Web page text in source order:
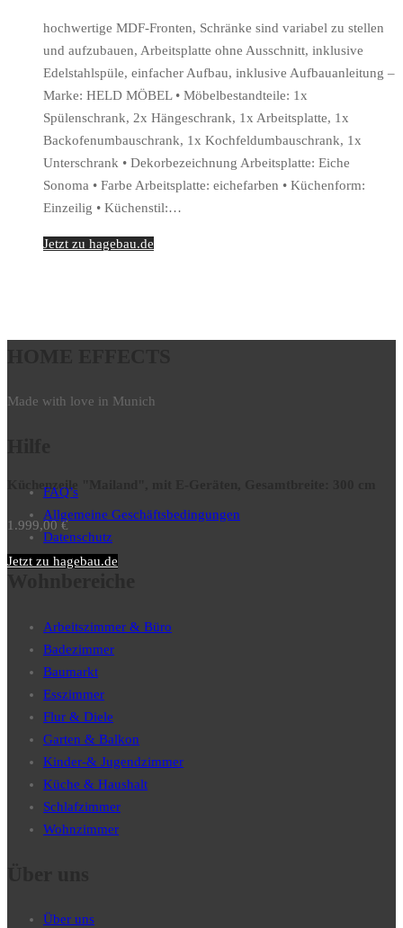
hochwertige MDF-Fronten, Schränke sind variabel zu stellen
und aufzubauen, Arbeitsplatte ohne Ausschnitt, inklusive
Edelstahlspüle, einfacher Aufbau, inklusive Aufbauanleitung –
Marke: HELD MÖBEL • Möbelbestandteile: 1x
Spülenschrank, 2x Hängeschrank, 1x Arbeitsplatte, 1x
Backofenumbauschrank, 1x Kochfeldumbauschrank, 1x
Unterschrank • Dekorbezeichnung Arbeitsplatte: Eiche
Sonoma • Farbe Arbeitsplatte: eichefarben • Küchenform:
Einzeilig • Küchenstil:…
Jetzt zu hagebau.de
Küchenzeile "Mailand", mit E-Geräten, Gesamtbreite: 300 cm
1.999,00€
Jetzt zu hagebau.de
Made with love in Munich
FAQ’s
Allgemeine Geschäftsbedingungen
Datenschutz
Arbeitszimmer & Büro
Badezimmer
Baumarkt
Esszimmer
Flur & Diele
Garten & Balkon
Kinder-& Jugendzimmer
Küche & Haushalt
Schlafzimmer
Wohnzimmer
Über uns